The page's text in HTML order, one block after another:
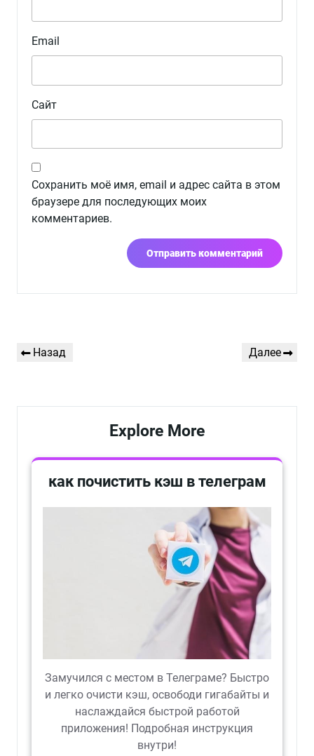
Email
Сайт
Сохранить моё имя, email и адрес сайта в этом
браузере для последующих моих
комментариев.
Навигация
Предыдущая
Назад
Следующая
Далее
Explore More
как почистить кэш в телеграм
Замучился с местом в Телеграме? Быстро
и легко очисти кэш, освободи гигабайты и
наслаждайся быстрой работой
приложения! Подробная инструкция
внутри!